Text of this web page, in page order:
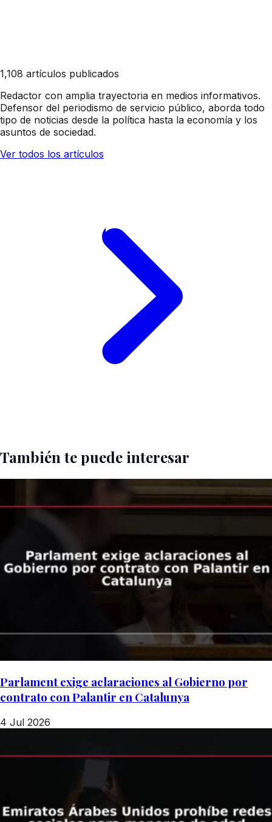
1,108 artículos publicados
Redactor con amplia trayectoria en medios informativos.
Defensor del periodismo de servicio público, aborda todo
tipo de noticias desde la política hasta la economía y los
asuntos de sociedad.
Ver todos los artículos
También te puede interesar
Parlament exige aclaraciones al Gobierno por
contrato con Palantir en Catalunya
4 Jul 2026